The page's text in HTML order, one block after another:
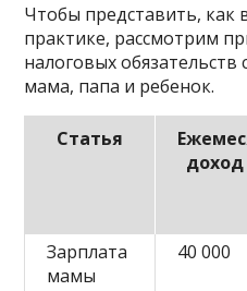
Чтобы представить, как
практике, рассмотрим
налоговых обязательств
мама, папа и ребенок.
Статья
доход
Зарплата
мамы
40 000